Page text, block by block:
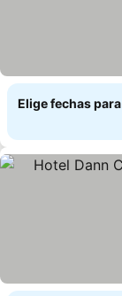
Elige fechas